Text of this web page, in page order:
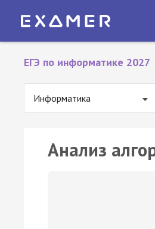
ЕГЭ по информатике 2027
Информатика
Анализ